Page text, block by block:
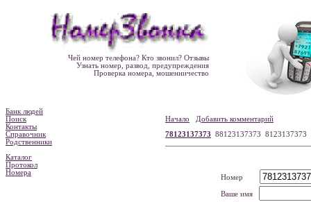
Чей номер телефона? Кто звонил? Отзывы
Узнать номер, развод, предупреждения
Проверка номера, мошенничество
Банк людей
Поиск
Контакты
Справочник
Родственники
Каталог
Протокол
Номера
Начало
Добавить комментарий
78123137373 88123137373 8123137373
Номер
Ваше имя